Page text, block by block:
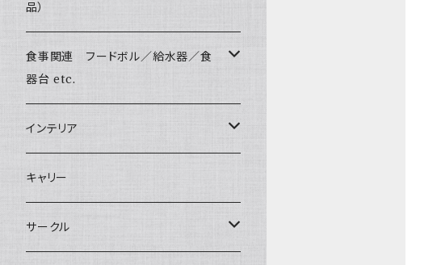
Sサイズ(テープ幅1.5cm) _ リード
XSサイズ(テープ幅1.0cm) _ 首輪&リードセ
ット
XSサイズ(テープ幅1.0cm) _ ハーネス&リー
XSサイズ(テープ幅1.0cm) _ ハーネス
小型犬用 _ 幅1.5cm
中型犬用 _ 幅2.0cm
ライト
etc.
BITE ME
Bonpuchi
ジャーキー
和菓子
愛犬の健康おやつ
POCHETINO
etc.
季節限定 お正月
季節限定 バレンタイン&ホワイトデー
季節限定 夏
品）
涙やけ対策
健康維持
食糞防止
食事関連 フードボル／給水器／食
器台 etc.
フードボウル
給水器
食器台
インテリア
カドラー／ベッド
トイレ
キャリー
サークル